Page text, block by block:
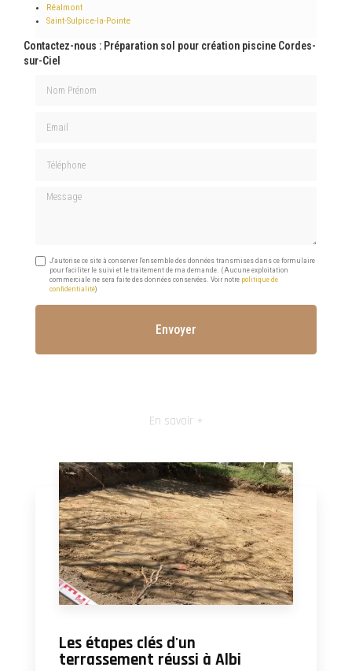
Réalmont
Saint-Sulpice-la-Pointe
Contactez-nous : Préparation sol pour création piscine Cordes-
sur-Ciel
Message
J'autorise ce site à conserver l'ensemble des données transmises dans ce formulaire
pour faciliter le suivi et le traitement de ma demande. (Aucune exploitation
commerciale ne sera faite des données conservées. Voir notre politique de
confidentialité)
En savoir +
Les étapes clés d'un
terrassement réussi à Albi